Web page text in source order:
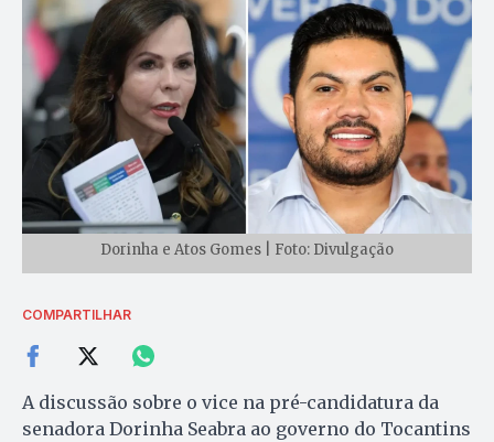
Dorinha e Atos Gomes | Foto: Divulgação
COMPARTILHAR
A discussão sobre o vice na pré-candidatura da
senadora Dorinha Seabra ao governo do Tocantins